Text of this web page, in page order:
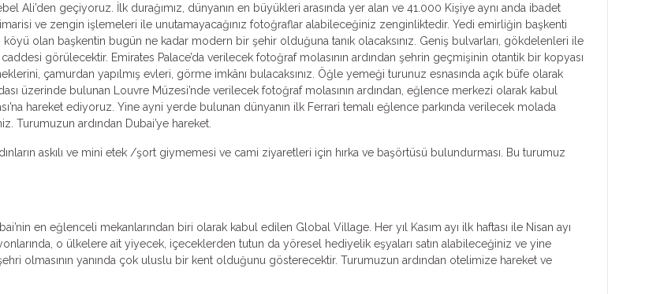
Ali’den geçiyoruz. İlk durağımız, dünyanın en büyükleri arasında yer alan ve 41.000 Kişiye aynı anda ibadet
ve zengin işlemeleri ile unutamayacağınız fotoğraflar alabileceğiniz zenginliktedir. Yedi emirliğin başkenti
olan başkentin bugün ne kadar modern bir şehir olduğuna tanık olacaksınız. Geniş bulvarları, gökdelenleri ile
görülecektir. Emirates Palace’da verilecek fotoğraf molasının ardından şehrin geçmişinin otantik bir kopyası
çamurdan yapılmış evleri, görme imkânı bulacaksınız. Öğle yemeği turunuz esnasında açık büfe olarak
üzerinde bulunan Louvre Müzesi’nde verilecek fotoğraf molasının ardından, eğlence merkezi olarak kabul
hareket ediyoruz. Yine ayni yerde bulunan dünyanın ilk Ferrari temalı eğlence parkında verilecek molada
Turumuzun ardından Dubai’ye hareket.
askılı ve mini etek /şort giymemesi ve cami ziyaretleri için hırka ve başörtüsü bulundurması. Bu turumuz
en eğlenceli mekanlarından biri olarak kabul edilen Global Village. Her yıl Kasım ayı ilk haftası ile Nisan ayı
o ülkelere ait yiyecek, içeceklerden tutun da yöresel hediyelik eşyaları satın alabileceğiniz ve yine
olmasının yanında çok uluslu bir kent olduğunu gösterecektir. Turumuzun ardından otelimize hareket ve